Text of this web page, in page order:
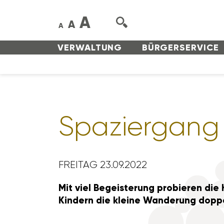
VERWAL­TUNG BÜRGER­SERVICE
A A A
FREITAG 23.09.2022
Mit viel Begeis­te­rung probieren
Kindern die kleine Wande­rung